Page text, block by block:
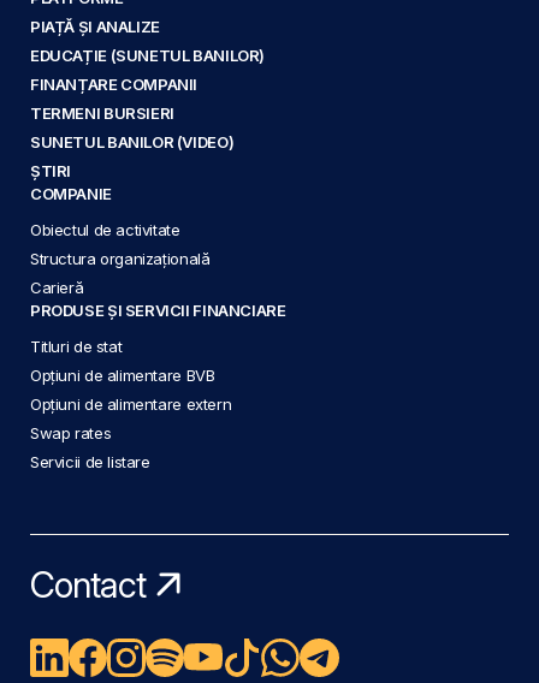
PIAȚĂ ȘI ANALIZE
EDUCAȚIE (SUNETUL BANILOR)
FINANȚARE COMPANII
TERMENI BURSIERI
SUNETUL BANILOR (VIDEO)
ȘTIRI
COMPANIE
Obiectul de activitate
Structura organizațională
Carieră
PRODUSE ȘI SERVICII FINANCIARE
Titluri de stat
Opțiuni de alimentare BVB
Opțiuni de alimentare extern
Swap rates
Servicii de listare
Contact